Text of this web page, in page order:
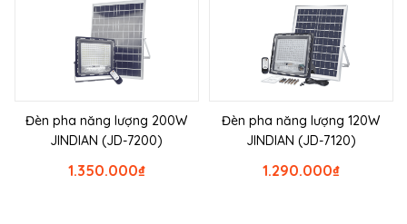
Đèn pha năng lượng 200W
JINDIAN (JD-7200)
₫
1.350.000
Đèn pha năng lượng 120W
JINDIAN (JD-7120)
₫
1.290.000